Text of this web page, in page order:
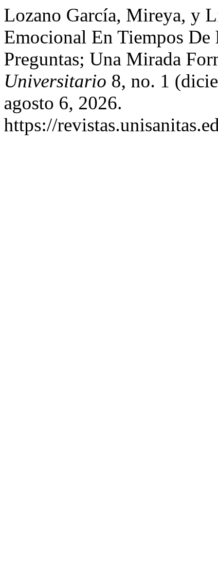
Lozano García, Mireya, y
Emocional En Tiempos De
Preguntas; Una Mirada
Universitario 8, no. 1
agosto 6, 2026.
https://